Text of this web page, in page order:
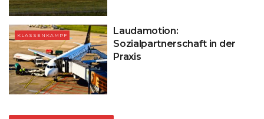
KLASSENKAMPF
Laudamotion:
Sozialpartnerschaft in der
Praxis